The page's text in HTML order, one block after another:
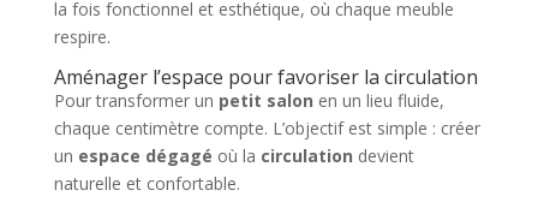
la fois fonctionnel et esthétique, où chaque meuble
respire.
Aménager l’espace pour favoriser la circulation
Pour transformer un petit salon en un lieu fluide,
chaque centimètre compte. L’objectif est simple : créer
un espace dégagé où la circulation devient
naturelle et confortable.